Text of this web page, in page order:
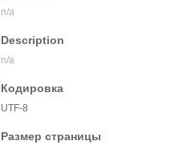
n/a
Description
n/a
Кодировка
UTF-8
Размер страницы